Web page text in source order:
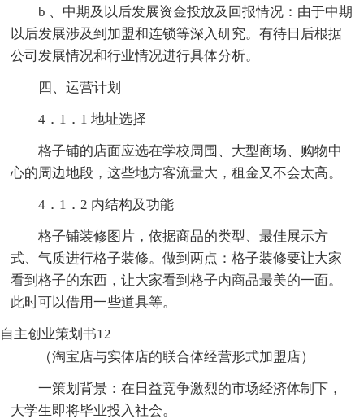
b 、中期及以后发展资金投放及回报情况：由于中期
以后发展涉及到加盟和连锁等深入研究。有待日后根据
公司发展情况和行业情况进行具体分析。
四、运营计划
4．1．1 地址选择
格子铺的店面应选在学校周围、大型商场、购物中
心的周边地段，这些地方客流量大，租金又不会太高。
4．1．2 内结构及功能
格子铺装修图片，依据商品的类型、最佳展示方
式、气质进行格子装修。做到两点：格子装修要让大家
看到格子的东西，让大家看到格子内商品最美的一面。
此时可以借用一些道具等。
自主创业策划书12
（淘宝店与实体店的联合体经营形式加盟店）
一策划背景：在日益竞争激烈的市场经济体制下，
大学生即将毕业投入社会。